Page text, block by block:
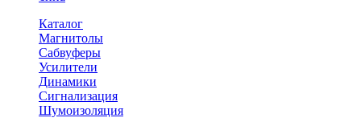
Каталог
Магнитолы
Сабвуферы
Усилители
Динамики
Сигнализация
Шумоизоляция